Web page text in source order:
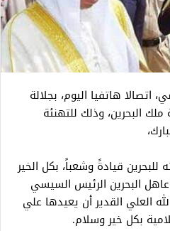
اتصالا هاتفيا اليوم، بجلالة
البحرين، وذلك للتهنئة
قيادةً وشعباً، بكل الخير
عاهل البحرين الرئيس السيسي
العلي القدير أن يعيدها علي
بكل خير وسلام.